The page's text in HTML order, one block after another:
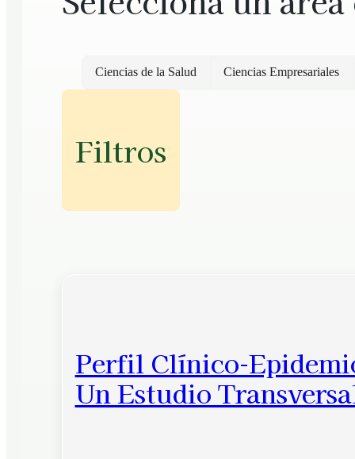
Ciencias de la Salud Ciencias Empresariales
Filtros
Perfil Clínico-
Un Estudio